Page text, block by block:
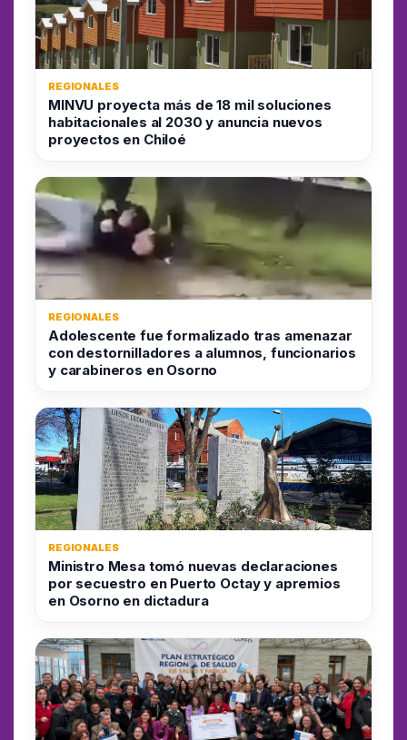
REGIONALES
MINVU proyecta más de 18 mil soluciones
habitacionales al 2030 y anuncia nuevos
proyectos en Chiloé
REGIONALES
Adolescente fue formalizado tras amenazar
con destornilladores a alumnos, funcionarios
y carabineros en Osorno
REGIONALES
Ministro Mesa tomó nuevas declaraciones
por secuestro en Puerto Octay y apremios
en Osorno en dictadura